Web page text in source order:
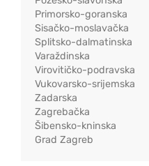
Primorsko-goranska
Sisačko-moslavačka
Splitsko-dalmatinska
Varaždinska
Virovitičko-podravska
Vukovarsko-srijemska
Zadarska
Zagrebačka
Šibensko-kninska
Grad Zagreb